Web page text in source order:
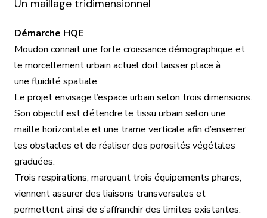
Un maillage tridimensionnel
Démarche HQE
Moudon connait une forte croissance démographique et
le morcellement urbain actuel doit laisser place à
une fluidité spatiale.
Le projet envisage l’espace urbain selon trois dimensions.
Son objectif est d’étendre le tissu urbain selon une
maille horizontale et une trame verticale afin d’enserrer
les obstacles et de réaliser des porosités végétales
graduées.
Trois respirations, marquant trois équipements phares,
viennent assurerdes liaisons transversales et
permettent ainsi de s’affranchir des limites existantes.